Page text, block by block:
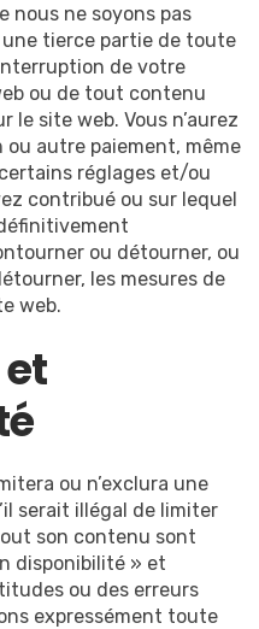
nous ne soyons pas
une tierce partie de toute
de votre
ou de tout contenu
le site web. Vous n’aurez
autre paiement, même
réglages et/ou
contribué ou sur lequel
ou détourner, ou
les mesures de
web.
ou n’exclura une
serait illégal de limiter
son contenu sont
disponibilité » et
ou des erreurs
expressément toute